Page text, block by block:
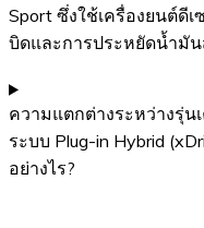
Sport ซึ่งใช้เครื่องยนต์ดี
บิดและการประหยัดน้ำมั
ความแตกต่างระหว่างรุ่น
ระบบ Plug-in Hybrid
อย่างไร?